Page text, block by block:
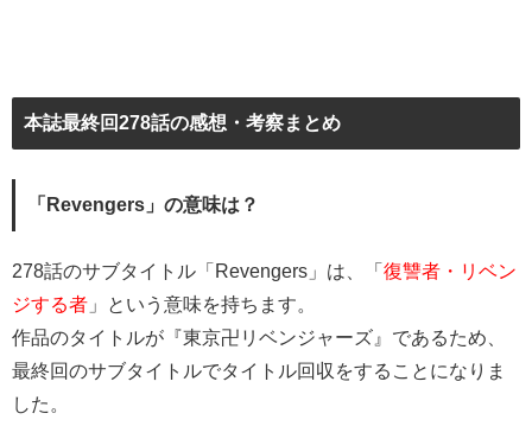
本誌最終回278話の感想・考察まとめ
「Revengers」の意味は？
278話のサブタイトル「Revengers」は、「 復讐者・リベン
ジする者 」という意味を持ちます。
作品のタイトルが『東京卍リベンジャーズ』であるため、
最終回のサブタイトルでタイトル回収をすることになりま
した。